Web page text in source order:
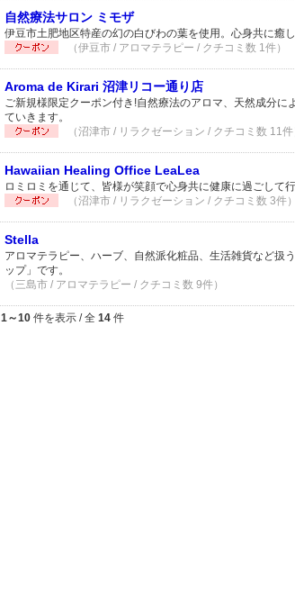
自然療法サロン ミモザ
伊豆市土肥地区特産の幻の白びわの葉を使用。心身共に癒し
（伊豆市 / アロマテラピー / クチコミ数 1件）
Aroma de Kirari 沼津リコー通り店
ご新規様限定クーポン付き!自然療法のアロマ、天然成分に
ていきます。
（沼津市 / リラクゼーション / クチコミ数 11件
Hawaiian Healing Office LeaLea
ロミロミを通じて、皆様が笑顔で心身共に健康に過ごして行
（沼津市 / リラクゼーション / クチコミ数 3件）
Stella
アロマテラピー、ハーブ、自然派化粧品、生活雑貨など扱
ップ」です。
（三島市 / アロマテラピー / クチコミ数 9件）
1～10 件を表示 / 全 14 件